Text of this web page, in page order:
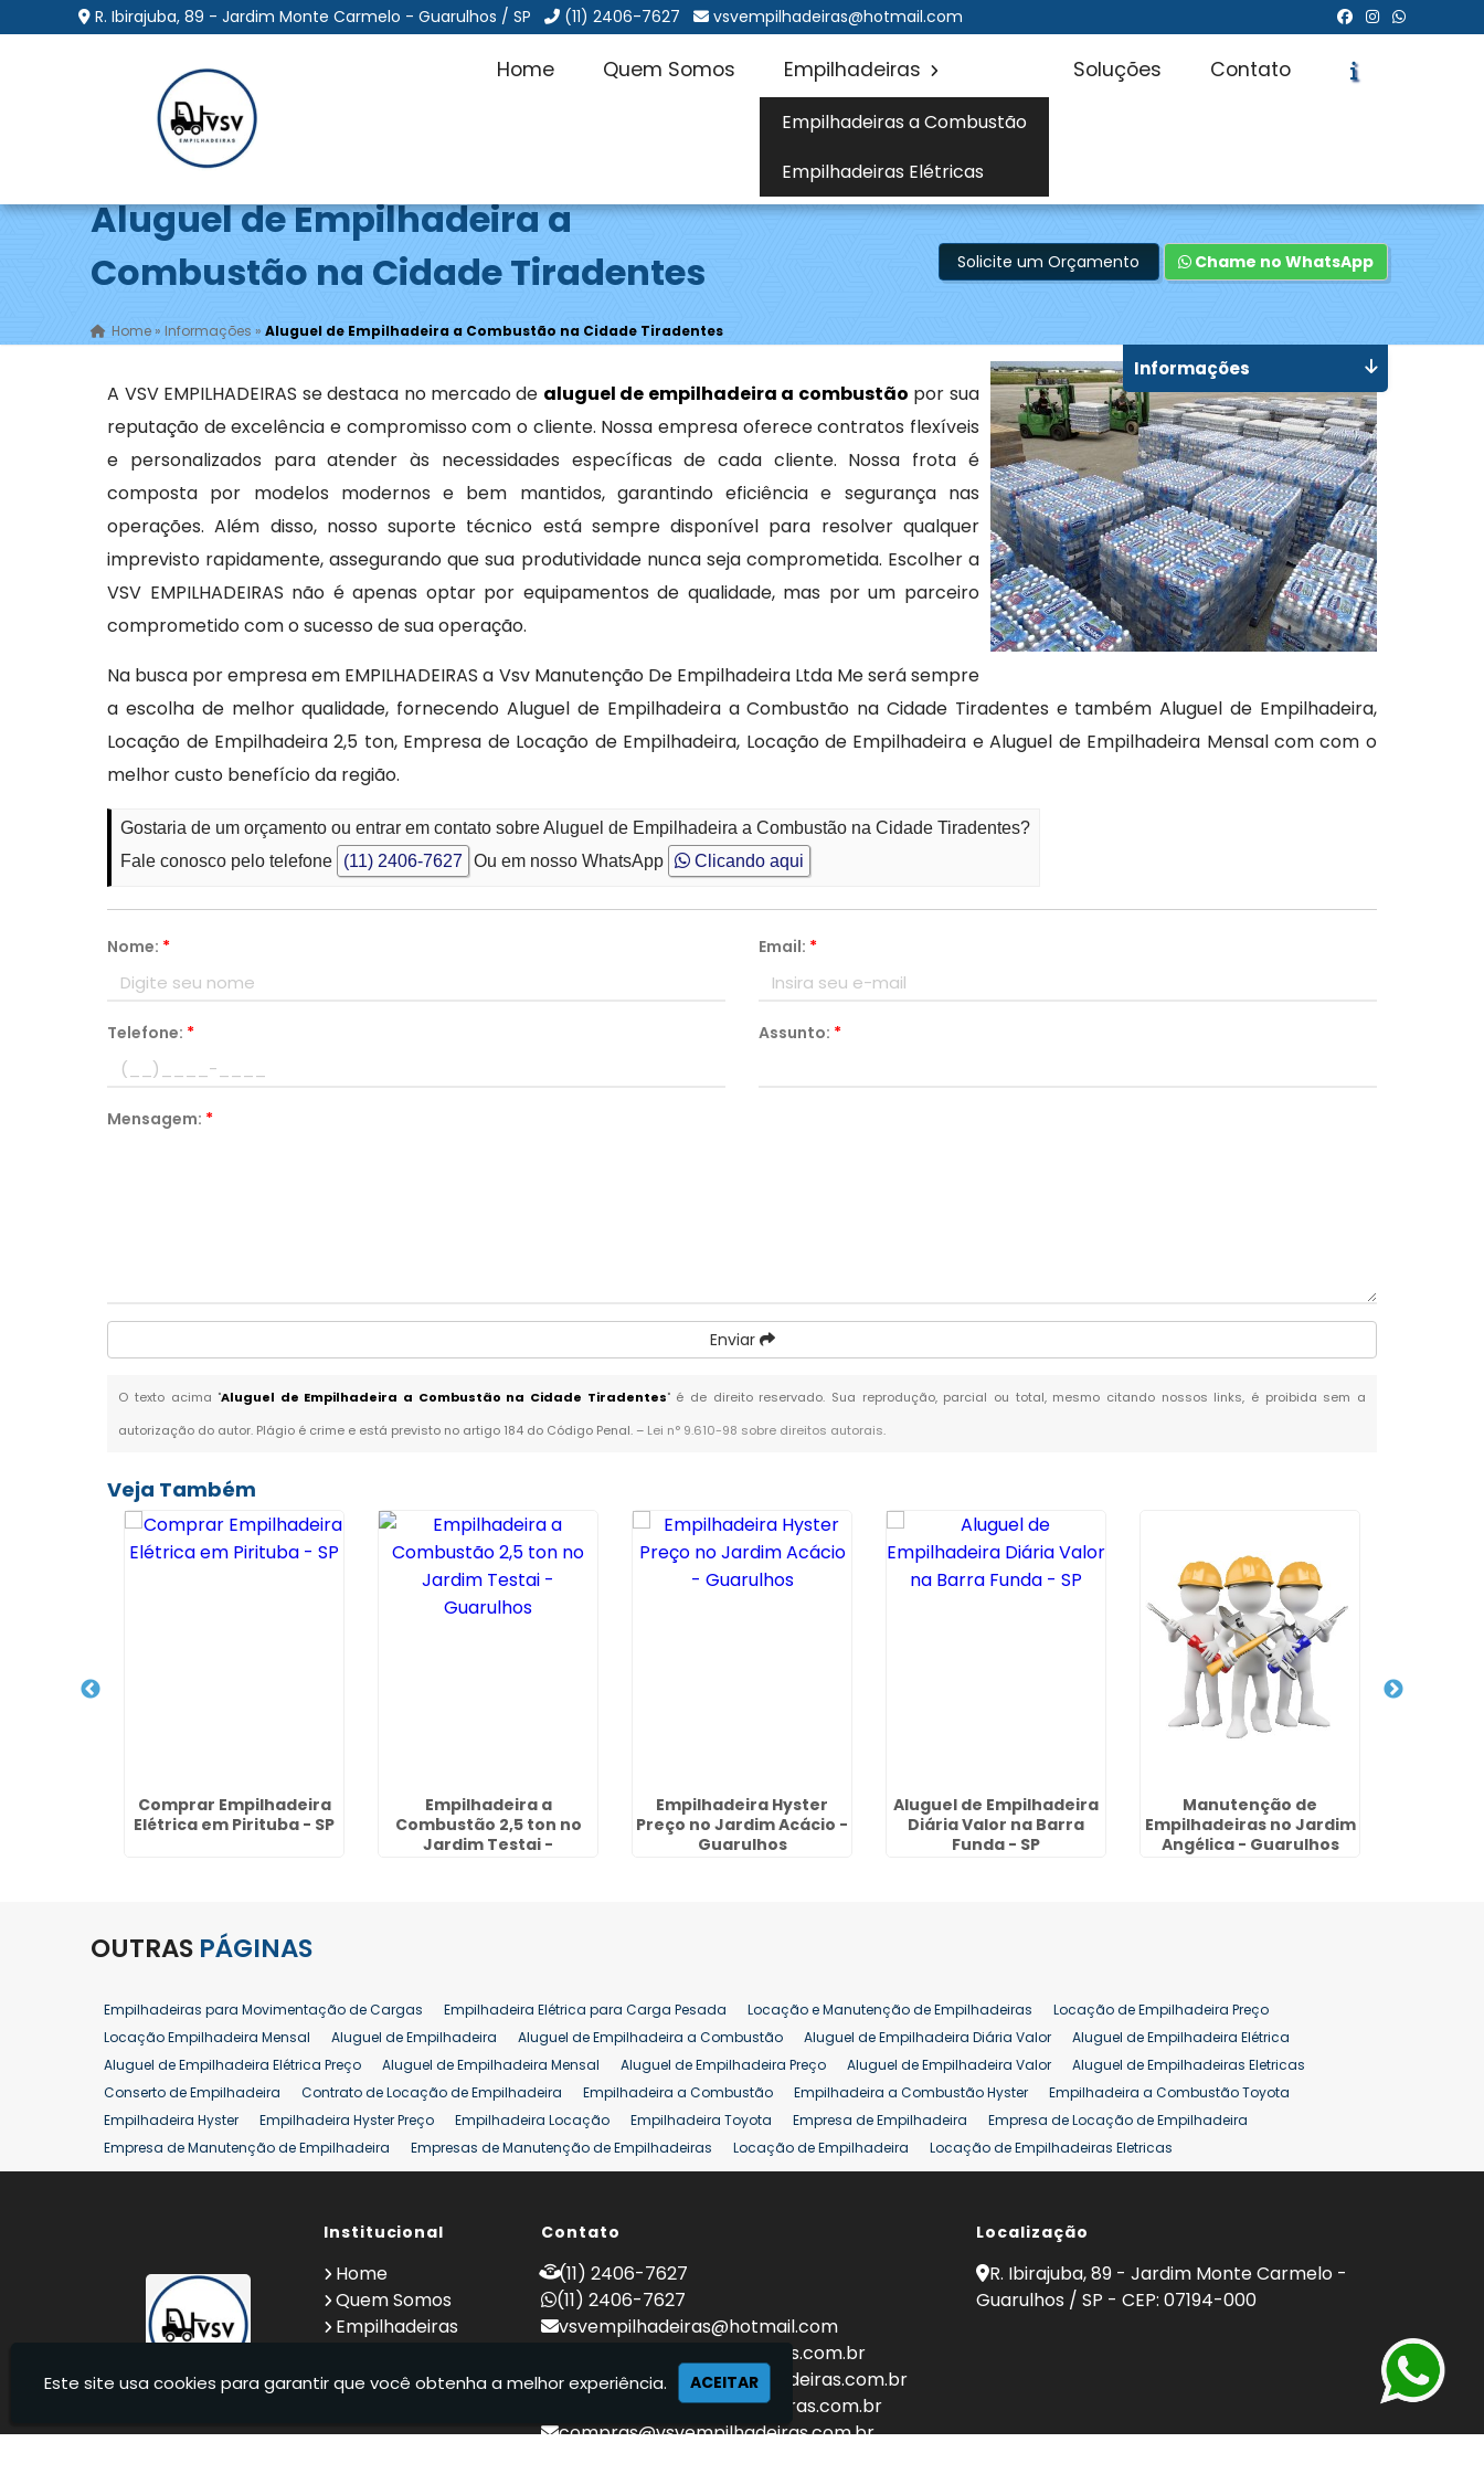
R. Ibirajuba, 89 - Jardim Monte Carmelo - Guarulhos / SP (11) 2406-7627 vsvempilhadeiras@hotmail.com
Home Quem Somos Empilhadeiras
Empilhadeiras a Combustão
Empilhadeiras Elétricas
Soluções Contato
Aluguel de Empilhadeira a
Combustão na Cidade Tiradentes
Home »Informações »Aluguel de Empilhadeira a Combustão na Cidade Tiradentes
Solicite um Orçamento Chame no WhatsApp
A VSV EMPILHADEIRAS se destaca no mercado de aluguel de empilhadeira a combustão por sua
reputação de excelência e compromisso com o cliente. Nossa empresa oferece contratos flexíveis
e personalizados para atender às necessidades específicas de cada cliente. Nossa frota é
composta por modelos modernos e bem mantidos, garantindo eficiência e segurança nas
operações. Além disso, nosso suporte técnico está sempre disponível para resolver qualquer
imprevisto rapidamente, assegurando que sua produtividade nunca seja comprometida. Escolher a
VSV EMPILHADEIRAS não é apenas optar por equipamentos de qualidade, mas por um parceiro
comprometido com o sucesso de sua operação.
Na busca por empresa em EMPILHADEIRAS a Vsv Manutenção De Empilhadeira Ltda Me será sempre
a escolha de melhor qualidade, fornecendo Aluguel de Empilhadeira a Combustão na Cidade Tiradentes e também Aluguel de Empilhadeira,
Locação de Empilhadeira 2,5 ton, Empresa de Locação de Empilhadeira, Locação de Empilhadeira e Aluguel de Empilhadeira Mensal com com o
melhor custo benefício da região.
Gostaria de um orçamento ou entrar em contato sobre Aluguel de Empilhadeira a Combustão na Cidade Tiradentes?
Fale conosco pelo telefone
(11) 2406-7627 Ou em nosso WhatsApp Clicando aqui
Nome: * Email: *
Telefone: * Assunto: *
Mensagem: *
Enviar
O texto acima "Aluguel de Empilhadeira a Combustão na Cidade Tiradentes" é de direito reservado. Sua reprodução, parcial ou total, mesmo citando nossos links, é proibida sem a
autorização do autor. Plágio é crime e está previsto no artigo 184 do Código Penal. – Lei n° 9.610-98 sobre direitos autorais.
Informações
Veja Também
Comprar Empilhadeira
Elétrica em Pirituba - SP
Empilhadeira a
Combustão 2,5 ton no
Jardim Testai -
Empilhadeira Hyster
Preço no Jardim Acácio -
Guarulhos
Aluguel de Empilhadeira
Diária Valor na Barra
Funda - SP
Manutenção de
Empilhadeiras no Jardim
Angélica - Guarulhos
OUTRAS PÁGINAS
Empilhadeiras para Movimentação de Cargas Empilhadeira Elétrica para Carga Pesada Locação e Manutenção de Empilhadeiras
Locação de Empilhadeira Preço
Locação Empilhadeira Mensal
Aluguel de Empilhadeira Aluguel de Empilhadeira a Combustão Aluguel de Empilhadeira Diária Valor
Aluguel de Empilhadeira Elétrica
Aluguel de Empilhadeira Elétrica Preço
Aluguel de Empilhadeira Mensal Aluguel de Empilhadeira Preço Aluguel de Empilhadeira Valor
Aluguel de Empilhadeiras Eletricas
Conserto de Empilhadeira
Contrato de Locação de Empilhadeira Empilhadeira a Combustão Empilhadeira a Combustão Hyster
Empilhadeira a Combustão Toyota
Empilhadeira Hyster
Empilhadeira Hyster Preço Empilhadeira Locação Empilhadeira Toyota Empresa de Empilhadeira
Empresa de Locação de Empilhadeira
Empresa de Manutenção de Empilhadeira
Empresas de Manutenção de Empilhadeiras Locação de Empilhadeira
Locação de Empilhadeiras Eletricas
Locação Empilhadeira Hyster
Locação Empilhadeira para Hipermercados Locação Empilhadeira para Mercados
Manutenção de Empilhadeiras
Comprar Empilhadeira Comprar Empilhadeira Elétrica Comprar Empilhadeira Hyster
Locação de Empilhadeira 25 ton
Comprar Empilhadeira 25 ton Empilhadeira a Combustão 25 ton Preço de Empilhadeira 25 ton Venda Empilhadeiras 25 ton
Institucional
Home
Quem Somos
Empilhadeiras
Informações
Contato
(11) 2406-7627
(11) 2406-7627
vsvempilhadeiras@hotmail.com
locacao@vsvempilhadeiras.com.br
manutencao@vsvempilhadeiras.com.br
financeiro@vsvempilhadeiras.com.br
compras@vsvempilhadeiras.com.br
Localização
R. Ibirajuba, 89 - Jardim Monte Carmelo -
Guarulhos / SP - CEP: 07194-000
Este site usa cookies para garantir que você obtenha a melhor experiência. ACEITAR